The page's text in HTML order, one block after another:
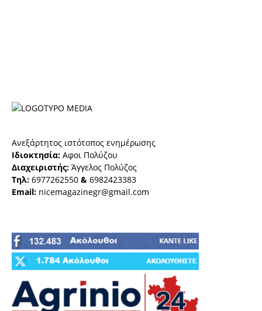
Ανεξάρτητος ιστότοπος ενημέρωσης
Ιδιοκτησία: Αφοι Πολύζου
Διαχειριστής: Άγγελος Πολύζος
Τηλ: 6977262550 & 6982423383
Email: nicemagazinegr@gmail.com